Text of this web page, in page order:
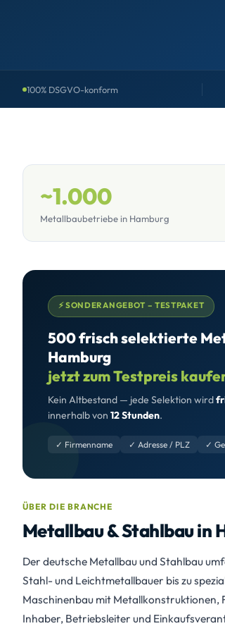
100% DSGVO-konform
~1.000
Metallbaubetriebe in Hamburg
⚡ SONDERANGEBOT – TESTPAKET
500 frisch selektierte
Hamburg
jetzt zum Testpreis
Kein Altbestand — jede Selektion wird
innerhalb von 12 Stunden.
✓ Firmenname ✓ Adresse / PLZ ✓
ÜBER DIE BRANCHE
Metallbau & Stahlbau in
Der deutsche Metallbau und Stahlbau
Stahl- und Leichtmetallbauer bis zu
Maschinenbau mit Metallkonstruktionen,
Inhaber, Betriebsleiter und